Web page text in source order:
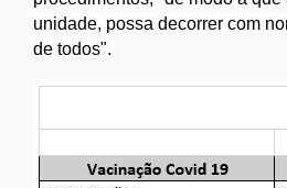
unidade, possa decorrer com
de todos".